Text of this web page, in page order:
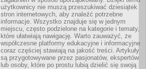
użytkownicy nie muszą przeszukiwać dziesiątek
stron internetowych, aby znaleźć potrzebne
informacje. Wszystko znajduje się w jednym
miejscu, często podzielone na kategorie i tematy,
które ułatwiają nawigację. Warto zauważyć, że
współczesne platformy edukacyjne i informacyjne
coraz częściej stawiają na jakość treści. Artykuły
są przygotowywane przez pasjonatów, ekspertów
lub osoby, które po prostu lubią dzielić się swoją